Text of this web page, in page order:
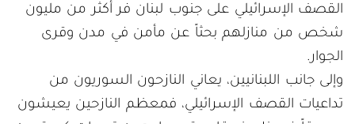
القصف الإسرائيلي على جنوب لبنان فر أكثر من مليون
شخص من منازلهم بحثاً عن مأمن في مدن وقرى
الجوار.
وإلى جانب اللبنانيين، يعاني النازحون السوريون من
تداعيات القصف الإسرائيلي، فمعظم النازحين يعيشون